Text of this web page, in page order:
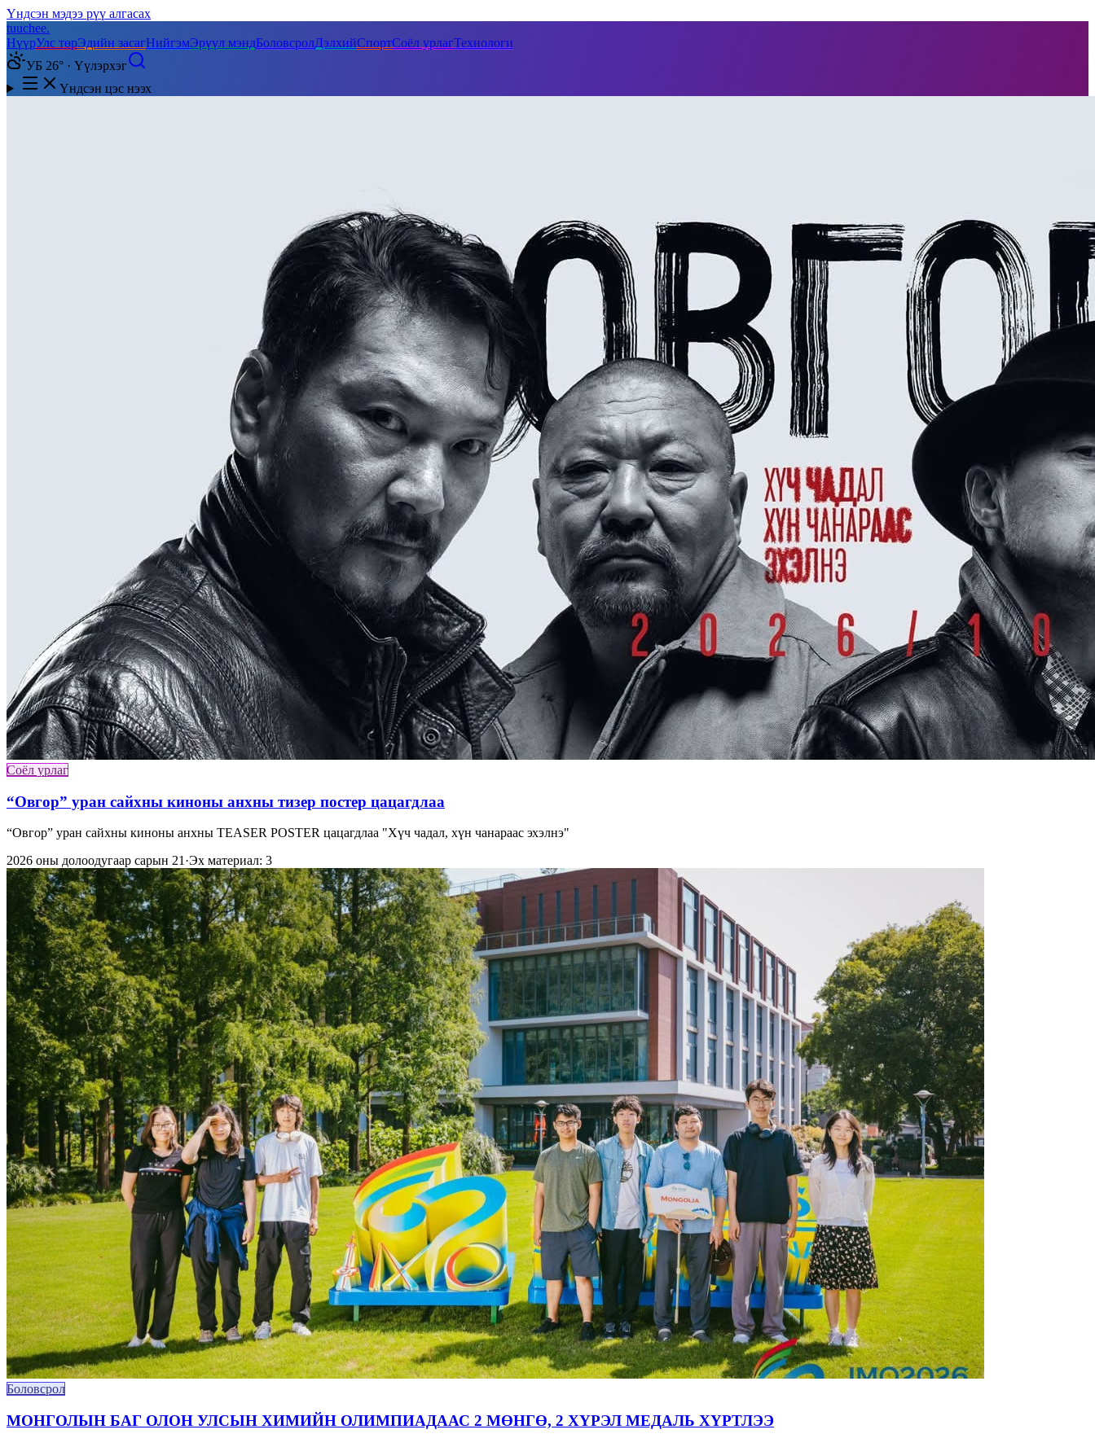
Үндсэн мэдээ рүү алгасах
tuuchee.
НүүрУлс төрЭдийн засагНийгэмЭрүүл мэндБоловсролДэлхийСпортСоёл урлагТехнологи
УБ 26° · Үүлэрхэг
Үндсэн цэс нээх
Соёл урлаг
“Овгор” уран сайхны киноны анхны тизер постер цацагдлаа
“Овгор” уран сайхны киноны анхны TEASER POSTER цацагдлаа "Хүч чадал, хүн чанараас эхэлнэ"
2026 оны долоодугаар сарын 21·Эх материал: 3
Боловсрол
МОНГОЛЫН БАГ ОЛОН УЛСЫН ХИМИЙН ОЛИМПИАДААС 2 МӨНГӨ, 2 ХҮРЭЛ МЕДАЛЬ ХҮРТЛЭЭ